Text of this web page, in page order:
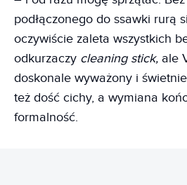
podłączonego do ssawki rurą
oczywiście zaleta wszystkich
odkurzaczy cleaning stick, ale
doskonale wyważony i
też dość cichy, a wymiana
formalność.